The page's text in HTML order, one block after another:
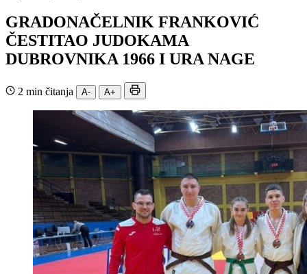
GRADONAČELNIK FRANKOVIĆ
ČESTITAO JUDOKAMA
DUBROVNIKA 1966 I URA NAGE
2 min čitanja A- A+